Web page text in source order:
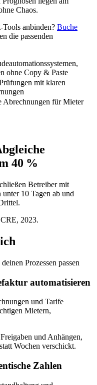
Chaos.
Tools anbinden? Buche
die passenden
ohne Copy & Paste
mit klaren
Abrechnungen für Mieter
40 %
Betreiber mit
10 Tagen ab und
2023.
Prozessen passen
automatisieren
und Tarife
Mietern,
und Anhängen,
Wochen verschickt.
Zahlen